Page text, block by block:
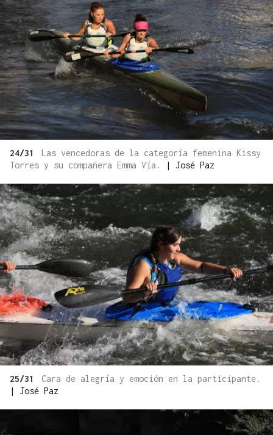
24/31
Las vencedoras de la categoría femenina Kissy
Torres y su compañera Emma Vía.
| José Paz
25/31
Cara de alegría y emoción en la participante.
| José Paz